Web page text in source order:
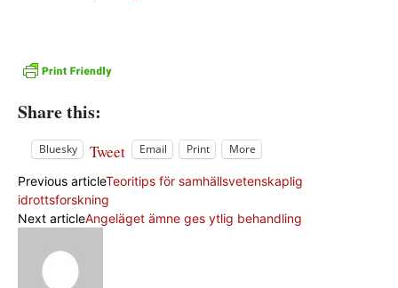
Share this:
Bluesky Tweet Email Print More
Previous articleTeoritips för samhällsvetenskaplig
idrottsforskning
Next articleAngeläget ämne ges ytlig behandling